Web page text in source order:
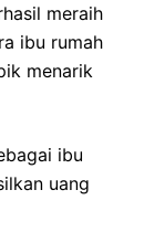
meraih
ibu rumah
menarik
ibu
uang